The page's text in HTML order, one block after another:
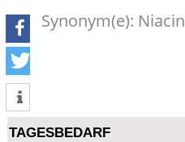
teilen
tweet
Synonym(e): Niacin
TAGESBEDARF